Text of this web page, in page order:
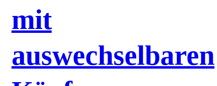
mit
auswechselbaren